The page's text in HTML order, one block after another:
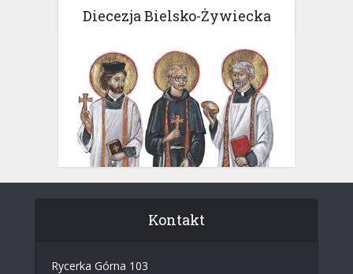
Diecezja Bielsko-Żywiecka
Kontakt
Rycerka Górna 103